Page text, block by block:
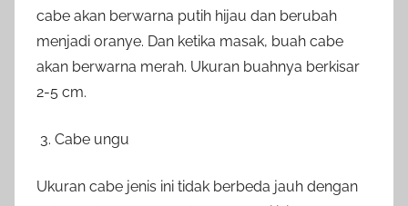
cabe akan berwarna putih hijau dan berubah
menjadi oranye. Dan ketika masak, buah cabe
akan berwarna merah. Ukuran buahnya berkisar
2-5 cm.
Cabe ungu
Ukuran cabe jenis ini tidak berbeda jauh dengan